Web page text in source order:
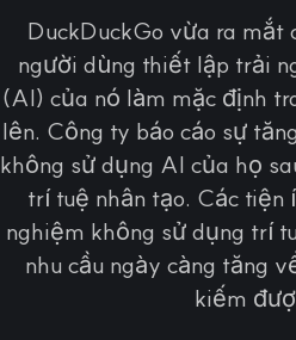
DuckDuckGo vừa ra
người dùng thiết lập trải
(AI) của nó làm mặc định
lên. Công ty báo cáo sự
không sử dụng AI của họ
trí tuệ nhân tạo. Các tiện
nghiệm không sử dụng trí
nhu cầu ngày càng tăng
kiếm